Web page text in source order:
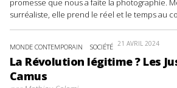
promesse que nous a faite la photographie.
surréaliste, elle prend le réel et le temps au
MONDE CONTEMPORAIN SOCIÉTÉ 21 AVRIL 2024
La Révolution légitime ? Les
Camus